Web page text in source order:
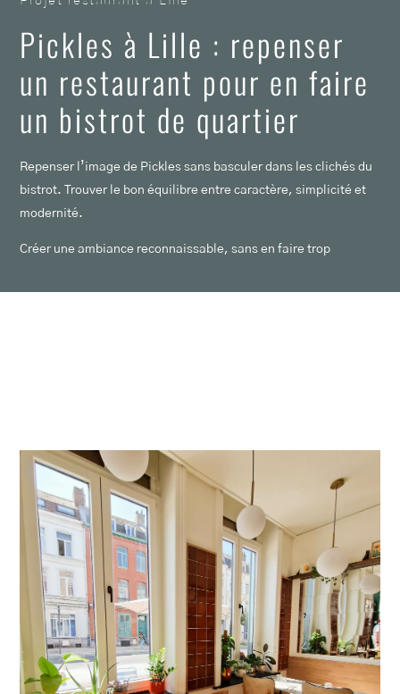
Pickles à Lille : repenser
un restaurant pour en faire
un bistrot de quartier
Repenser l’image de Pickles sans basculer dans les clichés du
bistrot. Trouver le bon équilibre entre caractère, simplicité et
modernité.
Créer une ambiance reconnaissable, sans en faire trop